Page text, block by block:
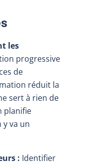
les
progressive
de
réduit la
sert à rien de
planifie
y va un
: Identifier